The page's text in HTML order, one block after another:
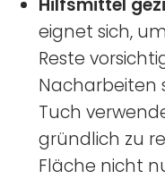
eignet sich,
Reste
Nacharbeiten
Tuch
gründlich zu
Fläche nicht